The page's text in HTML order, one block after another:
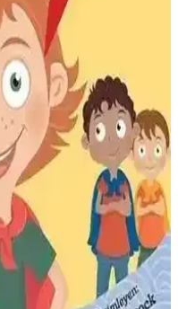
Şakir kartlar, renkli
eğlenirken
Meltem ve Uras ile
uzayı eğlenceli hikâyeler ve
ve öğrenmeyi teşvik
Çocuklar İçin
mahremiyet
vurgular, ebeveynler ve